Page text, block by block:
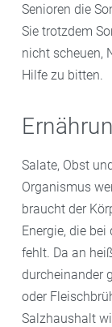
Senioren die
Sie trotzdem
nicht scheuen,
Hilfe zu bitten.
Salate, Obst
Organismus
braucht der
Energie, die
fehlt. Da an
durcheinander
oder
Salzhaushalt